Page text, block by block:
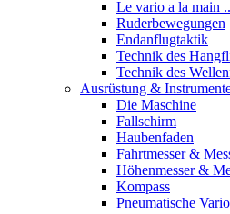
Le vario a la main
Ruderbewegungen
Endanflugtaktik
Technik des
Technik des
Ausrüstung &
Die Maschine
Fallschirm
Haubenfaden
Fahrtmesser &
Höhenmesser &
Kompass
Pneumatische